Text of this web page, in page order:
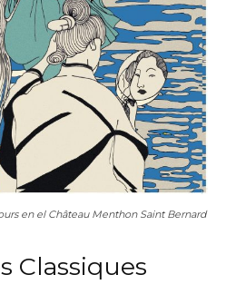
en el Château Menthon Saint Bernard
Classiques